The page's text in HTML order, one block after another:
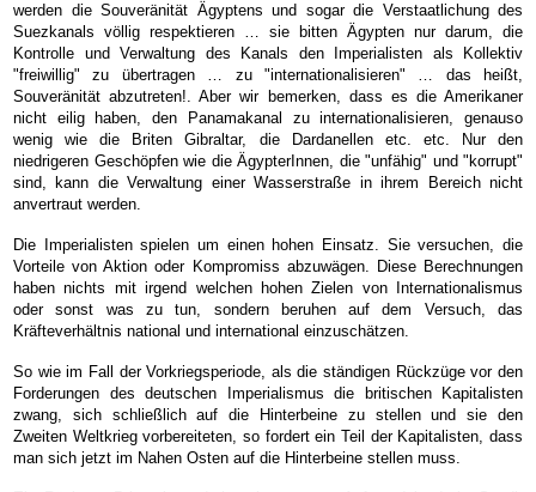
werden die Souveränität Ägyptens und sogar die Verstaatlichung des
Suezkanals völlig respektieren … sie bitten Ägypten nur darum, die
Kontrolle und Verwaltung des Kanals den Imperialisten als Kollektiv
"freiwillig" zu übertragen … zu "internationalisieren" … das heißt,
Souveränität abzutreten!. Aber wir bemerken, dass es die Amerikaner
nicht eilig haben, den Panamakanal zu internationalisieren, genauso
wenig wie die Briten Gibraltar, die Dardanellen etc. etc. Nur den
niedrigeren Geschöpfen wie die ÄgypterInnen, die "unfähig" und "korrupt"
sind, kann die Verwaltung einer Wasserstraße in ihrem Bereich nicht
anvertraut werden.
Die Imperialisten spielen um einen hohen Einsatz. Sie versuchen, die
Vorteile von Aktion oder Kompromiss abzuwägen. Diese Berechnungen
haben nichts mit irgend welchen hohen Zielen von Internationalismus
oder sonst was zu tun, sondern beruhen auf dem Versuch, das
Kräfteverhältnis national und international einzuschätzen.
So wie im Fall der Vorkriegsperiode, als die ständigen Rückzüge vor den
Forderungen des deutschen Imperialismus die britischen Kapitalisten
zwang, sich schließlich auf die Hinterbeine zu stellen und sie den
Zweiten Weltkrieg vorbereiteten, so fordert ein Teil der Kapitalisten, dass
man sich jetzt im Nahen Osten auf die Hinterbeine stellen muss.